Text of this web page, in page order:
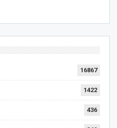
16867
1422
436